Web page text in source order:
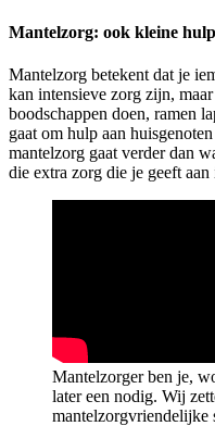
Mantelzorg: ook kleine
Mantelzorg betekent dat je
kan intensieve zorg zijn,
boodschappen doen, ramen
gaat om hulp aan
mantelzorg gaat verder dan
die extra zorg die je geeft
Mantelzorger ben je,
later een nodig. Wij
mantelzorgvriendelijke